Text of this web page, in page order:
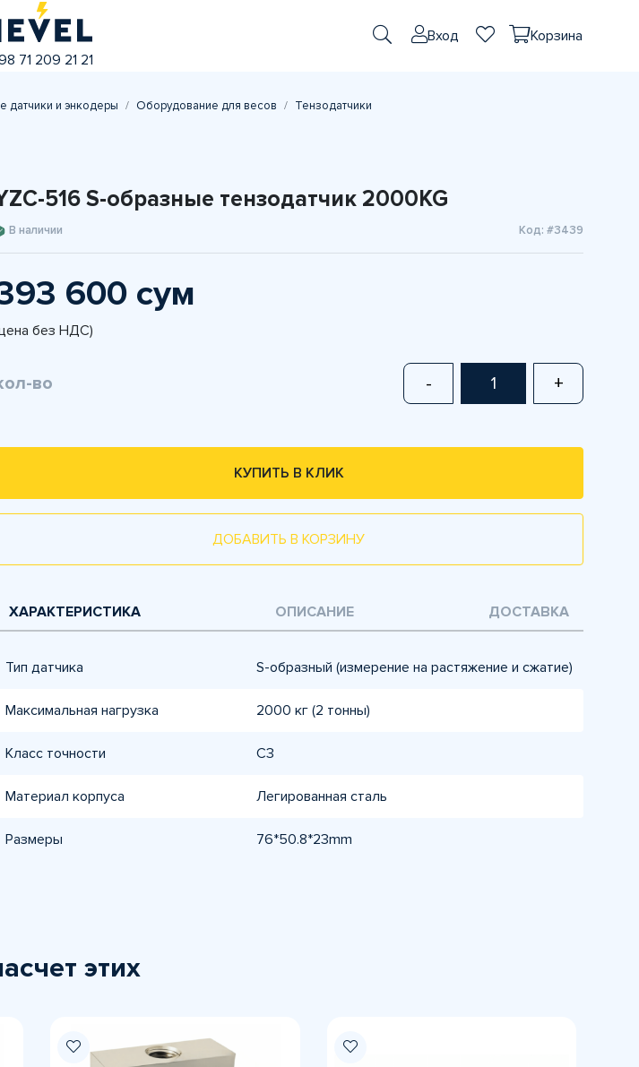
71 209 21 21
Вход Корзина
датчики и энкодеры Оборудование для весов
Тензодатчики
516 S-образные тензодатчик 2000KG
В наличии Код: #3439
600 сум
без НДС)
во - +
КУПИТЬ В КЛИК
ДОБАВИТЬ В КОРЗИНУ
ХАРАКТЕРИСТИКА ОПИСАНИЕ ДОСТАВКА
Тип датчика S-образный (измерение на растяжение и сжатие)
Максимальная нагрузка 2000 кг (2 тонны)
Класс точности C3
Материал корпуса Легированная сталь
Размеры 76*50.8*23mm
этих